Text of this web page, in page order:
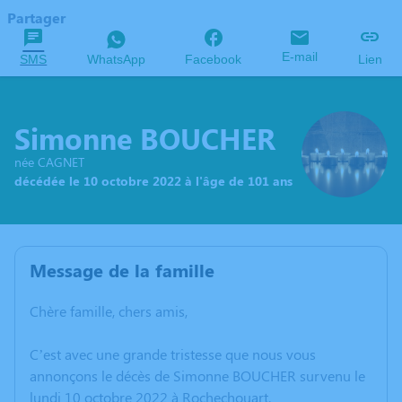
Partager
SMS WhatsApp Facebook E-mail Lien
Simonne BOUCHER
née CAGNET
décédée le 10 octobre 2022 à l'âge de 101 ans
Message de la famille
Chère famille, chers amis,
C’est avec une grande tristesse que nous vous
annonçons le décès de Simonne BOUCHER survenu le
lundi 10 octobre 2022 à Rochechouart.